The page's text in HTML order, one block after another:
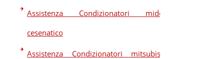
Assistenza Condizionatori midea
cesenatico
Assistenza Condizionatori mitsubishi